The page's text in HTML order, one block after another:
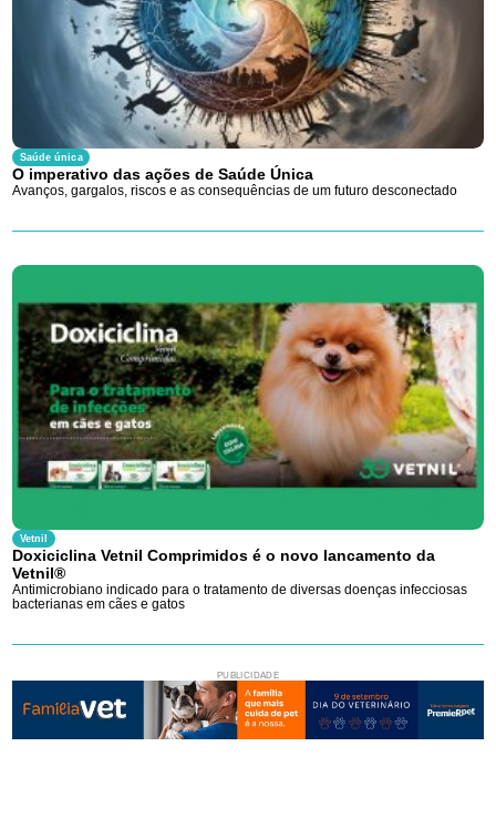
Saúde única
O imperativo das ações de Saúde Única
Avanços, gargalos, riscos e as consequências de um futuro desconectado
Vetnil
Doxiciclina Vetnil Comprimidos é o novo lancamento da
Vetnil®
Antimicrobiano indicado para o tratamento de diversas doenças infecciosas
bacterianas em cães e gatos
PUBLICIDADE